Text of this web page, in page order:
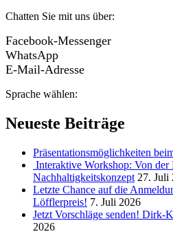
Chatten Sie mit uns über:
Facebook-Messenger
WhatsApp
E-Mail-Adresse
Sprache wählen:
Neueste Beiträge
Präsentationsmöglichkeiten
Interaktive Workshop: Von der
Nachhaltigkeitskonzept 27. Juli
Letzte Chance auf die
Löfflerpreis! 7. Juli 2026
Jetzt Vorschläge senden! Dirk-
2026